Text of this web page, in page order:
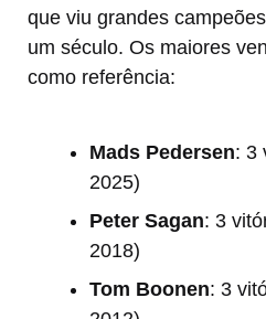
que viu grandes
um século. Os maiores
como referência:
Mads Pedersen: 3
2025)
Peter Sagan: 3
2018)
Tom Boonen: 3